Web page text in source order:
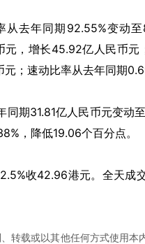
去年同期92.55%变动
，增长45.92亿人民币
；速动比率从去年同期
期31.81亿人民币元变动
，降低19.06个百分点。
收42.96港元。全天成
转载或以其他任何方式使用本